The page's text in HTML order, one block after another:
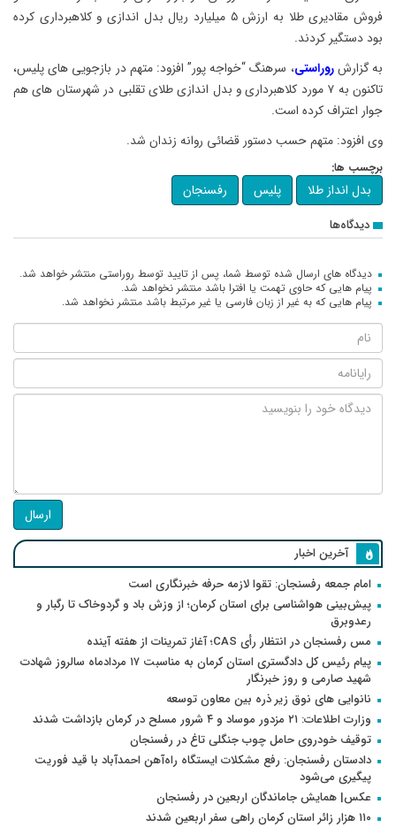
فروش مقادیری طلا به ارزش ۵ میلیارد ریال بدل اندازی و کلاهبرداری کرده‌
بود دستگیر کردند.
به گزارشروراستی، سرهنگ “خواجه پور” افزود: متهم در بازجویی های پلیس،
تاکنون به ۷ مورد کلاهبرداری و بدل اندازی طلای تقلبی در شهرستان های هم
جوار اعتراف کرده است.
وی افزود: متهم حسب دستور قضائی روانه زندان شد.
برچسب ها:
بدل انداز طلا پلیس رفسنجان
دیدگاه‌ها
دیدگاه های ارسال شده توسط شما، پس از تایید توسط روراستی منتشر خواهد شد.
پیام هایی که حاوی تهمت یا افترا باشد منتشر نخواهد شد.
پیام هایی که به غیر از زبان فارسی یا غیر مرتبط باشد منتشر نخواهد شد.
ارسال
آخرین اخبار
امام جمعه رفسنجان: تقوا لازمه حرفه خبرنگاری است
پیش‌بینی هواشناسی برای استان کرمان؛ از وزش باد و گردوخاک تا رگبار و
رعدوبرق
مس رفسنجان در انتظار رأی CAS؛ آغاز تمرینات از هفته آینده
پیام رئیس کل دادگستری استان کرمان به مناسبت ۱۷ مردادماه سالروز شهادت
شهید صارمی و روز خبرنگار
نانوایی های نوق زیر ذره بین معاون توسعه
وزارت اطلاعات: ۲۱ مزدور موساد و ۴ شرور مسلح در کرمان بازداشت شدند
توقیف خودروی حامل چوب جنگلی تاغ در رفسنجان
دادستان رفسنجان: رفع مشکلات ایستگاه راه‌آهن احمدآباد با قید فوریت
پیگیری می‌شود
عکس| همایش جاماندگان اربعین در رفسنجان
۱۱۰ هزار زائر استان کرمان راهی سفر اربعین شدند